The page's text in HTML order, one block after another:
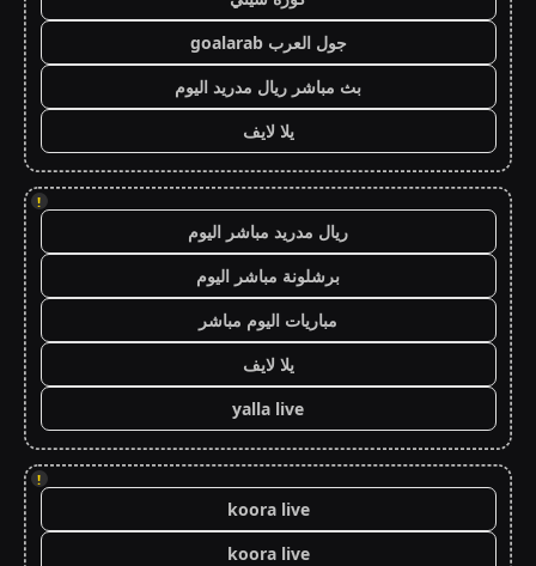
جول العرب goalarab
بث مباشر ريال مدريد اليوم
يلا لايف
!
ريال مدريد مباشر اليوم
برشلونة مباشر اليوم
مباريات اليوم مباشر
يلا لايف
yalla live
!
koora live
koora live